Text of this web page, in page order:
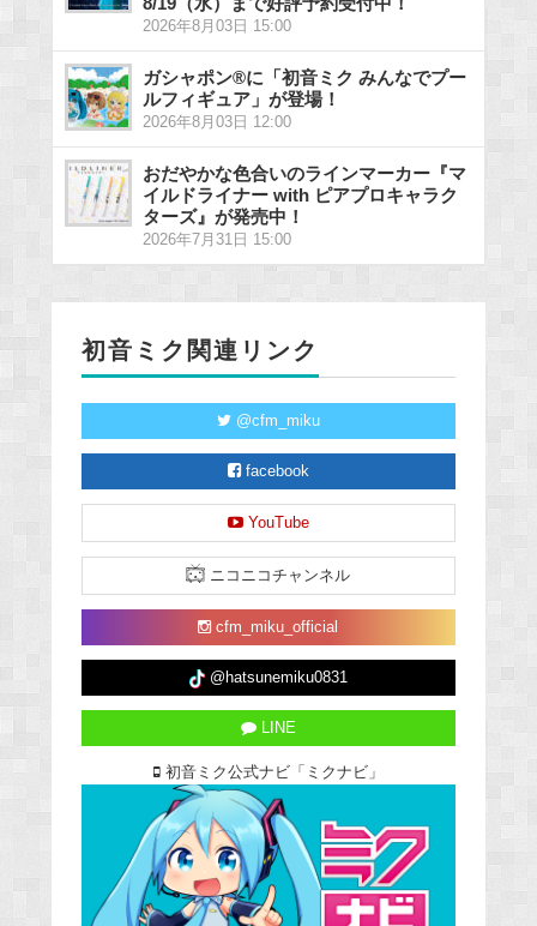
2026年8月03日 15:00
ガシャポン®に「初音ミク みんなでプー
ルフィギュア」が登場！
2026年8月03日 12:00
おだやかな色合いのラインマーカー『マ
イルドライナー with ピアプロキャラク
ターズ』が発売中！
2026年7月31日 15:00
初音ミク関連リンク
@cfm_miku
facebook
YouTube
ニコニコチャンネル
cfm_miku_official
@hatsunemiku0831
LINE
初音ミク公式ナビ「ミクナビ」